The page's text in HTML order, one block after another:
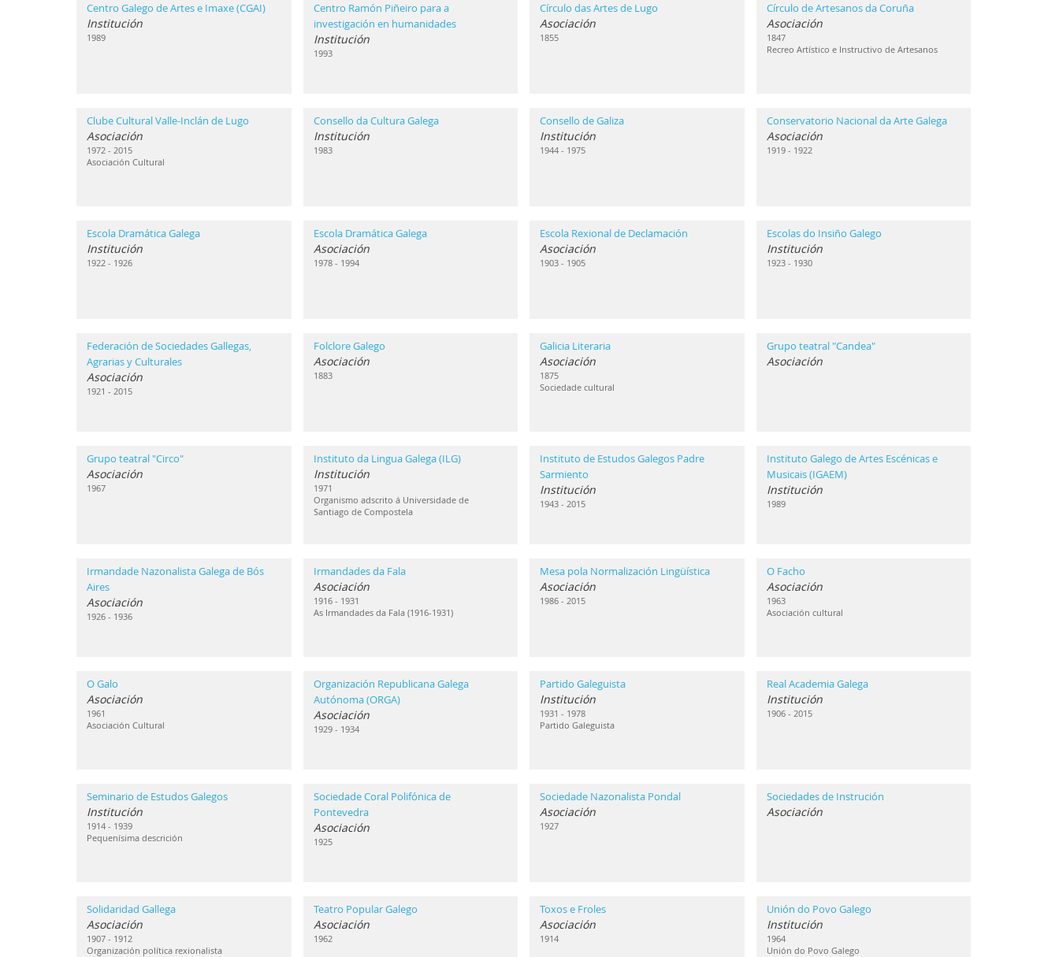
Centro Galego de Artes e Imaxe (CGAI)
Institución
1989
Centro Ramón Piñeiro para a
investigación en humanidades
Institución
1993
Círculo das Artes de Lugo
Asociación
1855
Círculo de Artesanos da Coruña
Asociación
1847
Recreo Artístico e Instructivo de Artesanos
Clube Cultural Valle-Inclán de Lugo
Asociación
1972 - 2015
Asociación Cultural
Consello da Cultura Galega
Institución
1983
Consello de Galiza
Institución
1944 - 1975
Conservatorio Nacional da Arte Galega
Asociación
1919 - 1922
Escola Dramática Galega
Institución
1922 - 1926
Escola Dramática Galega
Asociación
1978 - 1994
Escola Rexional de Declamación
Asociación
1903 - 1905
Escolas do Insiño Galego
Institución
1923 - 1930
Federación de Sociedades Gallegas,
Agrarias y Culturales
Asociación
1921 - 2015
Folclore Galego
Asociación
1883
Galicia Literaria
Asociación
1875
Sociedade cultural
Grupo teatral "Candea"
Asociación
Grupo teatral "Circo"
Asociación
1967
Instituto da Lingua Galega (ILG)
Institución
1971
Organismo adscrito á Universidade de
Santiago de Compostela
Instituto de Estudos Galegos Padre
Sarmiento
Institución
1943 - 2015
Instituto Galego de Artes Escénicas e
Musicais (IGAEM)
Institución
1989
Irmandade Nazonalista Galega de Bós
Aires
Asociación
1926 - 1936
Irmandades da Fala
Asociación
1916 - 1931
As Irmandades da Fala (1916-1931)
Mesa pola Normalización Lingüística
Asociación
1986 - 2015
O Facho
Asociación
1963
Asociación cultural
O Galo
Asociación
1961
Asociación Cultural
Organización Republicana Galega
Autónoma (ORGA)
Asociación
1929 - 1934
Partido Galeguista
Institución
1931 - 1978
Partido Galeguista
Real Academia Galega
Institución
1906 - 2015
Seminario de Estudos Galegos
Institución
1914 - 1939
Pequenísima descrición
Sociedade Coral Polifónica de
Pontevedra
Asociación
1925
Sociedade Nazonalista Pondal
Asociación
1927
Sociedades de Instrución
Asociación
Solidaridad Gallega
Asociación
1907 - 1912
Organización política rexionalista
Teatro Popular Galego
Asociación
1962
Toxos e Froles
Asociación
1914
Unión do Povo Galego
Institución
1964
Unión do Povo Galego